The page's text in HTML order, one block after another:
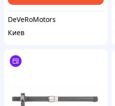
DeVeRoMotors
Киев